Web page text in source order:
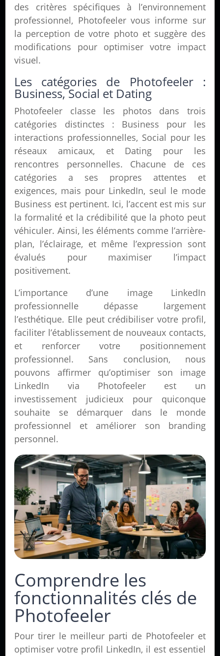
des critères spécifiques à l’environnement
professionnel, Photofeeler vous informe sur
la perception de votre photo et suggère des
modifications pour optimiser votre impact
visuel.
Les catégories de Photofeeler :
Business, Social et Dating
Photofeeler classe les photos dans trois
catégories distinctes : Business pour les
interactions professionnelles, Social pour les
réseaux amicaux, et Dating pour les
rencontres personnelles. Chacune de ces
catégories a ses propres attentes et
exigences, mais pour LinkedIn, seul le mode
Business est pertinent. Ici, l’accent est mis sur
la formalité et la crédibilité que la photo peut
véhiculer. Ainsi, les éléments comme l’arrière-
plan, l’éclairage, et même l’expression sont
évalués pour maximiser l’impact
positivement.
L’importance d’une image LinkedIn
professionnelle dépasse largement
l’esthétique. Elle peut crédibiliser votre profil,
faciliter l’établissement de nouveaux contacts,
et renforcer votre positionnement
professionnel. Sans conclusion, nous
pouvons affirmer qu’optimiser son image
LinkedIn via Photofeeler est un
investissement judicieux pour quiconque
souhaite se démarquer dans le monde
professionnel et améliorer son branding
personnel.
Comprendre les
fonctionnalités clés de
Photofeeler
Pour tirer le meilleur parti de Photofeeler et
optimiser votre profil LinkedIn, il est essentiel